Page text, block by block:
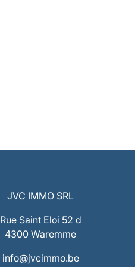
JVC IMMO SRL
Rue Saint Eloi 52 d
4300 Waremme
info@jvcimmo.be